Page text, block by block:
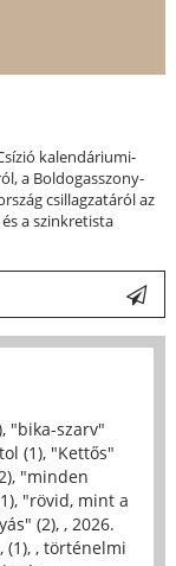
kalendáriumi-
a Boldogasszony-
csillagzatáról az
a szinkretista
, "bika-szarv"
(1), "Kettős"
, "minden
, "rövid, mint a
(2), , 2026.
(1), , történelmi